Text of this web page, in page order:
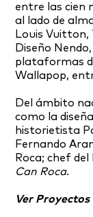
entre las cien
al lado de
Louis Vuitton,
Diseño
plataformas
Wallapop,
Del ámbito
como la
historietista
Fernando
Roca; chef
Can Roca.
Ver Proyectos